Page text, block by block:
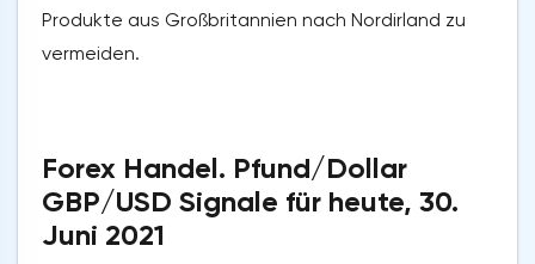
Produkte aus Großbritannien nach Nordirland zu
vermeiden.
Forex Handel. Pfund/Dollar
GBP/USD Signale für heute, 30.
Juni 2021